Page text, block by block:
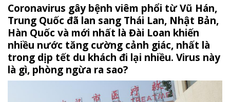
Coronavirus gây bệnh viêm phổi từ Vũ Hán,
Trung Quốc đã lan sang Thái Lan, Nhật Bản,
Hàn Quốc và mới nhất là Đài Loan khiến
nhiều nước tăng cường cảnh giác, nhất là
trong dịp tết du khách đi lại nhiều. Virus này
là gì, phòng ngừa ra sao?